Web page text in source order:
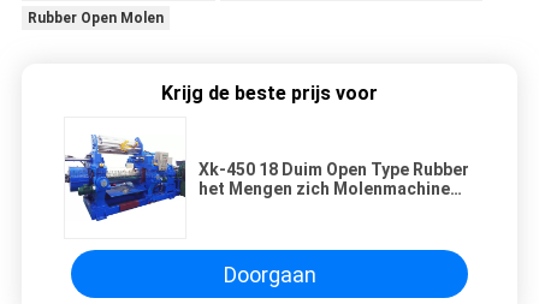
Rubber Open Molen
Krijg de beste prijs voor
Xk-450 18 Duim Open Type Rubber
het Mengen zich Molenmachine
Doorgaan